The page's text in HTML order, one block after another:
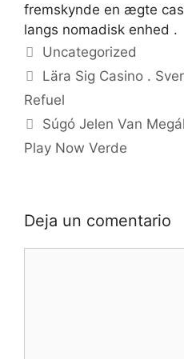
fremskynde en ægte
langs nomadisk enhed .
Categorías
Uncategorized
Lära Sig Casino .
Refuel
Súgó Jelen Van
Play Now Verde
Deja un comentario